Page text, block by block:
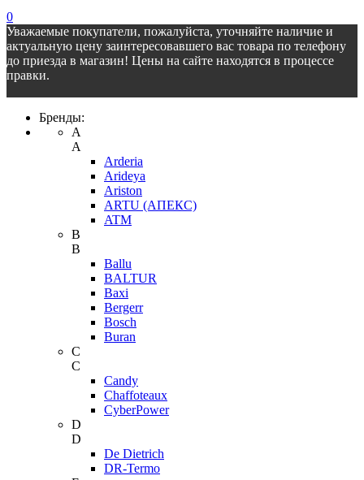
0
Уважаемые покупатели, пожалуйста, уточняйте наличие и
актуальную цену заинтересовавшего вас товара по телефону
до приезда в магазин! Цены на сайте находятся в процессе
правки.
Бренды:
A
A
Arderia
Arideya
Ariston
ARTU (АПЕКС)
ATM
B
B
Ballu
BALTUR
Baxi
Bergerr
Bosch
Buran
C
C
Candy
Chaffoteaux
CyberPower
D
D
De Dietrich
DR-Termo